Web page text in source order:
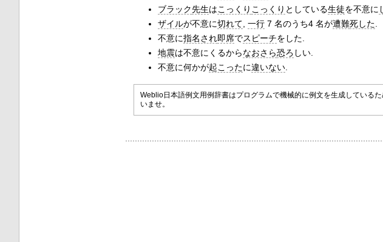
ブラック先生はこっくり こっくり としている生徒を不意に
ザイルが不意に切れて 一行7 名のうち4 名が遭難死した
不意に指名され即席でスピーチをした.
地震は不意にくるからなおさら恐ろ しい.
不意に何かが起こったに違いない.
Weblio日本語例文用例辞書はプログラムで機械的に例文を生成している
いませ。